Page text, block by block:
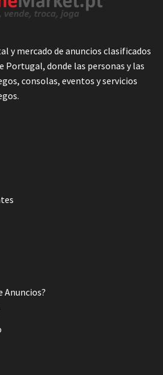
y mercado de anuncios clasificados
Portugal, donde las personas y las
consolas, eventos y servicios
Anuncios?